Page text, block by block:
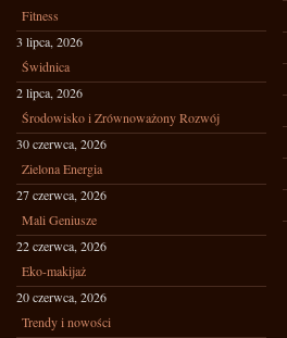
Fitness
3 lipca, 2026
Świdnica
2 lipca, 2026
Środowisko i Zrównoważony Rozwój
30 czerwca, 2026
Zielona Energia
27 czerwca, 2026
Mali Geniusze
22 czerwca, 2026
Eko-makijaż
20 czerwca, 2026
Trendy i nowości